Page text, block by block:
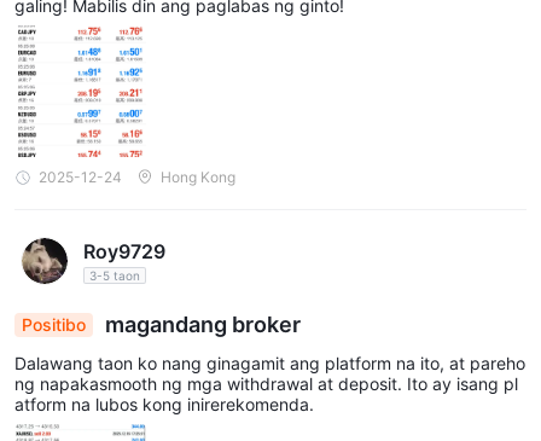
Babala sa Panganib
Ang online trading ay may malaking panganib, at maaaring
mawala mo ang lahat ng iyong ininvest na puhunan. Hindi ito
angkop para sa lahat ng mga mangangalakal o mamumuhunan.
Mangyaring tiyakin na nauunawaan mo ang mga panganib na
artikulong ito ay para lamang sa pangkalahatang impormasyon.
galing! Mabilis din ang paglabas ng ginto!
2025-12-24 Hong Kong
Roy9729
3-5 taon
Positibo magandang broker
Dalawang taon ko nang ginagamit ang platform na ito, at pareho
ng napakasmooth ng mga withdrawal at deposit. Ito ay isang pl
atform na lubos kong inirerekomenda.